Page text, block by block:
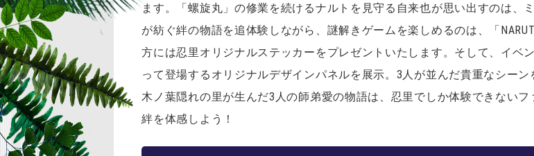
ます。「螺旋丸」の修業を続けるナルトを見守る自来也が思い出すのは、
が紡ぐ絆の物語を追体験しながら、謎解きゲームを楽しめるのは、「
方には忍里オリジナルステッカーをプレゼントいたします。そして、イベ
って登場するオリジナルデザインパネルを展示。3人が並んだ貴重なシーン
木ノ葉隠れの里が生んだ3人の師弟愛の物語は、忍里でしか体験できない
絆を体感しよう！